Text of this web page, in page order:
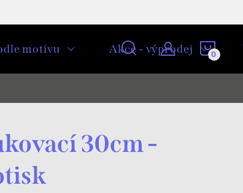
motivu Akce - výprodej
30cm -